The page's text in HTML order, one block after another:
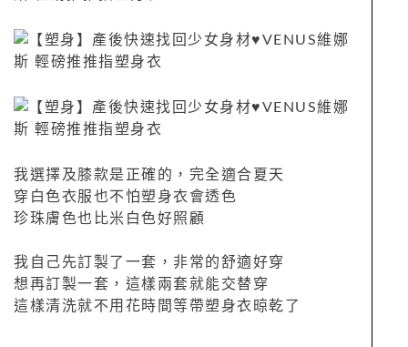
我選擇及膝款是正確的，完全適合夏天
穿白色衣服也不怕塑身衣會透色
珍珠膚色也比米白色好照顧
我自己先訂製了一套，非常的舒適好穿
想再訂製一套，這樣兩套就能交替穿
這樣清洗就不用花時間等帶塑身衣晾乾了